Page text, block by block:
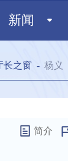
新闻
长之窗 - 杨义
简介